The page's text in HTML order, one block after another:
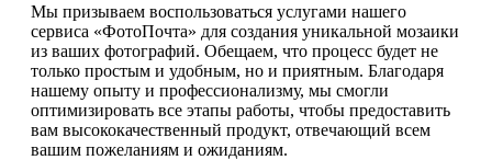
Мы призываем воспользоваться услугами нашего
сервиса «ФотоПочта» для создания уникальной мозаики
из ваших фотографий. Обещаем, что процесс будет не
только простым и удобным, но и приятным. Благодаря
нашему опыту и профессионализму, мы смогли
оптимизировать все этапы работы, чтобы предоставить
вам высококачественный продукт, отвечающий всем
вашим пожеланиям и ожиданиям.